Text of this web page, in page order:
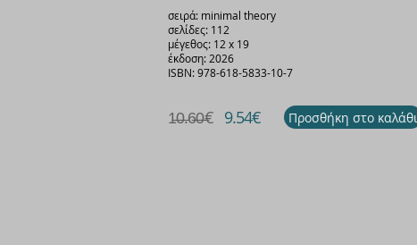
σειρά: minimal theory
σελίδες: 112
μέγεθος: 12 x 19
έκδοση: 2026
ISBN: 978-618-5833-10-7
1̶0̶.6̶0̶€ 9.54€ Προσθήκη στο καλάθι